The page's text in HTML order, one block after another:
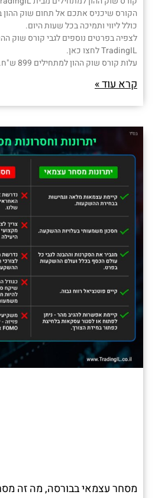
הקורס שיכניס אתכם אל תחום שוק ההון
כולל ליווי ותמיכה בכל שעות היום.
לצפיה בפרטים נוספים לגבי קורס שוק
TradingIL לחצו כאן.
עלות קורס שוק ההון למתחילים 899 ש"ח.
קרא עוד »
מסחר עצמאי בבורסה, מה זה